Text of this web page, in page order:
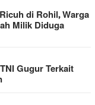
di Rohil, Warga
Milik Diduga
Gugur Terkait